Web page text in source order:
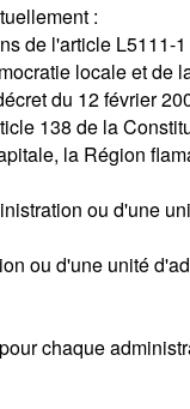
:
de l'article
locale et de
du 12 février
138 de la
la Région
ou d'une
ou d'une unité
chaque